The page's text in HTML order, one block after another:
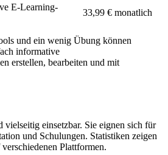
E-Learning-
33,99 € monatlich
und ein wenig Übung können
informative
erstellen, bearbeiten und mit
vielseitig einsetzbar. Sie eignen sich für
und Schulungen. Statistiken zeigen
Plattformen.